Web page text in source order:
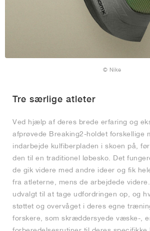
© Nike
Tre særlige atleter
Ved hjælp af deres brede erfaring og
afprøvede Breaking2-holdet forskellige
indarbejde kulfiberpladen i skoen på,
den til en traditionel løbesko. Det
de gik videre med andre ideer og fik
fra atleterne, mens de arbejdede
udvalgt til at tage udfordringen op, og
støttet og overvåget i deres egne
forskere, som skræddersyede væske-,